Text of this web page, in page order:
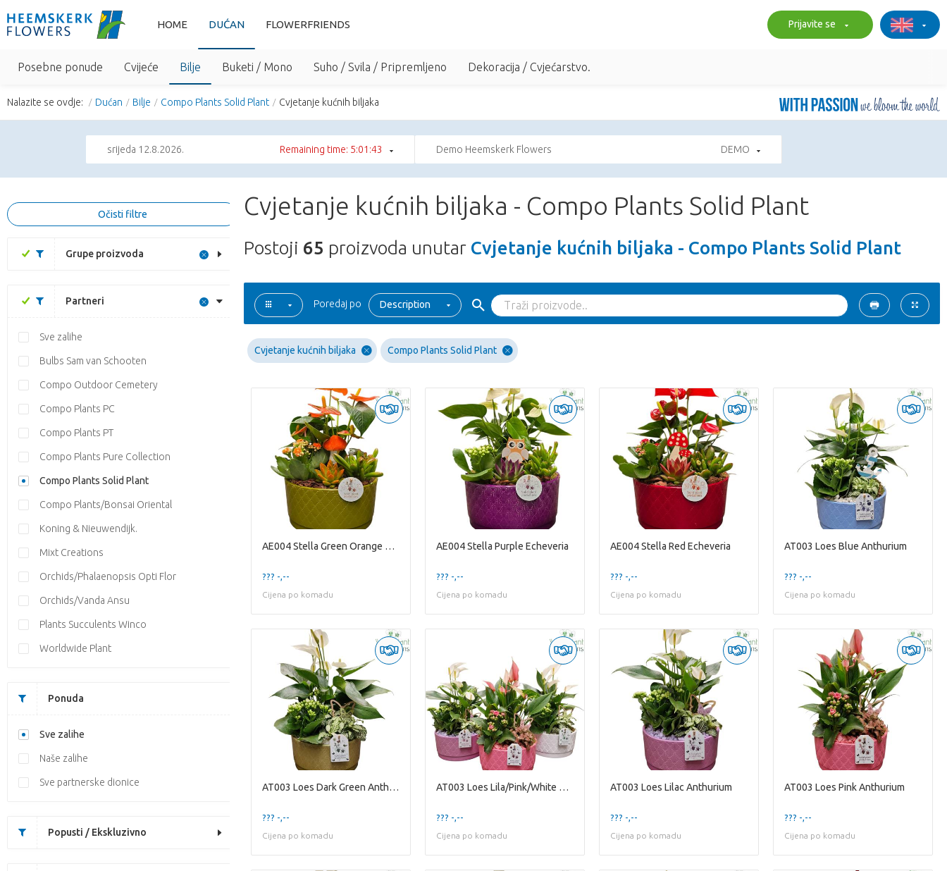
HOME DUĆAN FLOWERFRIENDS Prijavite se
Posebne ponude Cvijeće Bilje Buketi / Mono Suho / Svila / Pripremljeno Dekoracija / Cvjećarstvo.
Nalazite se ovdje: Dućan Bilje Compo Plants Solid Plant Cvjetanje kućnih biljaka
srijeda 12.8.2026. Remaining time: 5:01:41 Demo Heemskerk Flowers DEMO
Očisti filtre
Grupe proizvoda
Partneri
Sve zalihe
Bulbs Sam van Schooten
Compo Outdoor Cemetery
Compo Plants PC
Compo Plants PT
Compo Plants Pure Collection
Compo Plants Solid Plant
Compo Plants/Bonsai Oriental
Koning & Nieuwendijk.
Mixt Creations
Orchids/Phalaenopsis Opti Flor
Orchids/Vanda Ansu
Plants Succulents Winco
Worldwide Plant
Ponuda
Sve zalihe
Naše zalihe
Sve partnerske dionice
Popusti / Ekskluzivno
Cvjetanje kućnih biljaka - Compo Plants Solid Plant
Postoji 65 proizvoda unutar Cvjetanje kućnih biljaka - Compo Plants Solid Plant
Poredaj po Description
Cvjetanje kućnih biljaka Compo Plants Solid Plant
AE004 Stella Green Orange Echeveria
??? -,--
Cijena po komadu
AE004 Stella Purple Echeveria
??? -,--
Cijena po komadu
AE004 Stella Red Echeveria
??? -,--
Cijena po komadu
AT003 Loes Blue Anthurium
??? -,--
Cijena po komadu
AT003 Loes Dark Green Anthurium
??? -,--
Cijena po komadu
AT003 Loes Lila/Pink/White Anthurium Mixed
??? -,--
Cijena po komadu
AT003 Loes Lilac Anthurium
??? -,--
Cijena po komadu
AT003 Loes Pink Anthurium
??? -,--
Cijena po komadu